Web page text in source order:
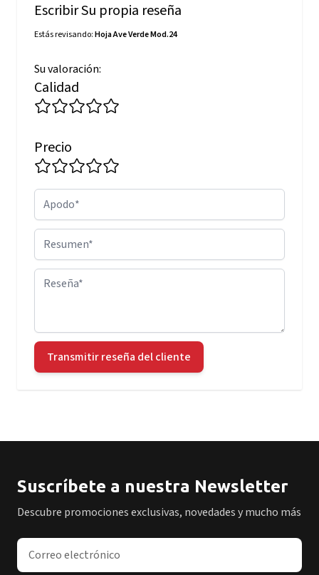
Escribir Su propia reseña
Estás revisando:Hoja Ave Verde Mod.24
Su valoración:
Calidad
Precio
Apodo
Resumen
Reseña
Transmitir reseña del cliente
Suscríbete a nuestra Newsletter
Descubre promociones exclusivas, novedades y mucho más
Dirección de correo electrónico